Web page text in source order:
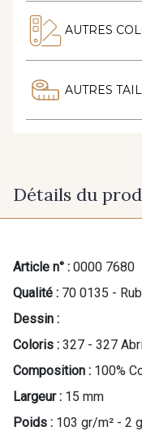
AUTRES
AUTRES
Détails du
Article n° : 0000 7680
Qualité : 70 0135 -
Dessin :
Coloris : 327 - 327
Composition : 100%
Largeur : 15 mm
Poids : 103 gr/m² - 2